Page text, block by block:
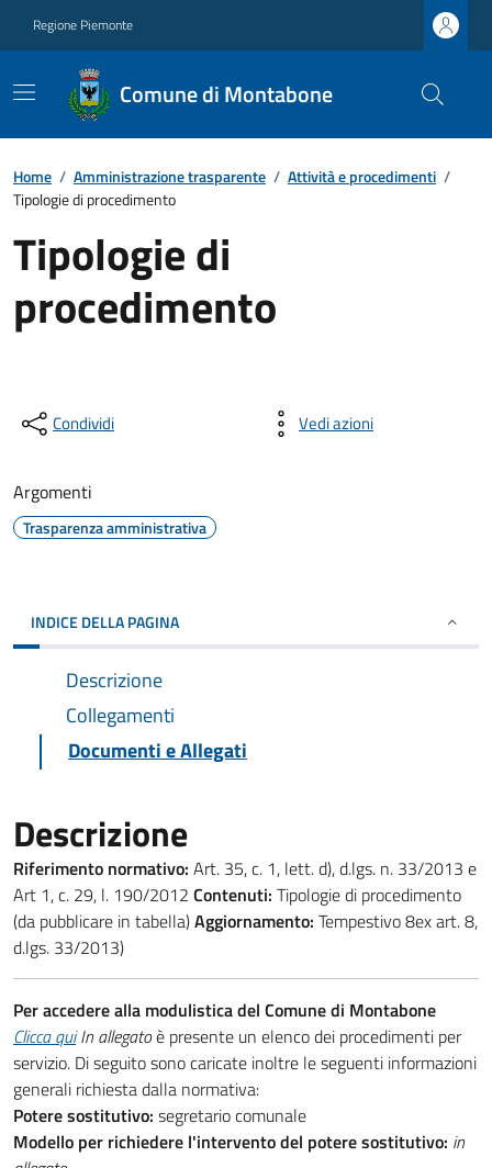
Regione Piemonte
Comune di Montabone
Home / Amministrazione trasparente / Attività e procedimenti /
Tipologie di procedimento
Tipologie di
procedimento
Condividi Vedi azioni
Argomenti
Trasparenza amministrativa
INDICE DELLA PAGINA
Descrizione
Collegamenti
Documenti e Allegati
Descrizione
Riferimento normativo: Art. 35, c. 1, lett. d), d.lgs. n. 33/2013 e
Art 1, c. 29, l. 190/2012 Contenuti: Tipologie di procedimento
(da pubblicare in tabella)Aggiornamento: Tempestivo 8ex art. 8,
d.lgs. 33/2013)
Per accedere alla modulistica del Comune di Montabone
Clicca qui In allegatoè presente un elenco dei procedimenti per
servizio. Di seguito sono caricate inoltre le seguenti informazioni
generali richiesta dalla normativa:
Potere sostitutivo: segretario comunale
Modello per richiedere l'intervento del potere sostitutivo: in